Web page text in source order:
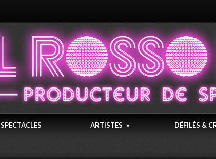
SPECTACLES ARTISTES DÉFILÉS &